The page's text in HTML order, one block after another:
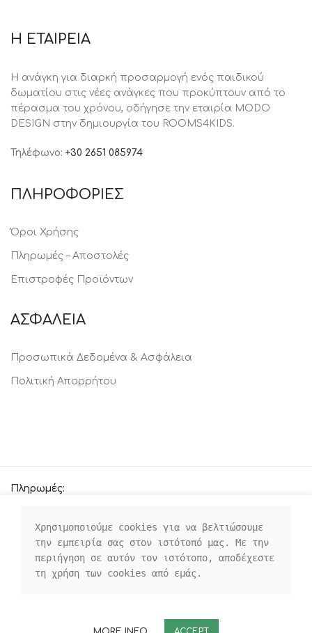
Η ΕΤΑΙΡΕΙΑ
Η ανάγκη για διαρκή προσαρμογή ενός παιδικού
δωματίου στις νέες ανάγκες που προκύπτουν από το
πέρασμα του χρόνου, oδήγησε την εταιρία MODO
DESIGN στην δημιουργία του ROOMS4KIDS.
Τηλέφωνο: +30 2651 085974
ΠΛΗΡΟΦΟΡΙΕΣ
Όροι Χρήσης
Πληρωμές – Αποστολές
Επιστροφές Προϊόντων
ΑΣΦΑΛΕΙΑ
Προσωπικά Δεδομένα & Ασφάλεια
Πολιτική Απορρήτου
Πληρωμές:
Οι κοινωνικοί μας σύνδεσμοι:
Χρησιμοποιούμε cookies για να βελτιώσουμε
την εμπειρία σας στον ιστότοπό μας. Με την
περιήγηση σε αυτόν τον ιστότοπο, αποδέχεστε
τη χρήση των cookies από εμάς.